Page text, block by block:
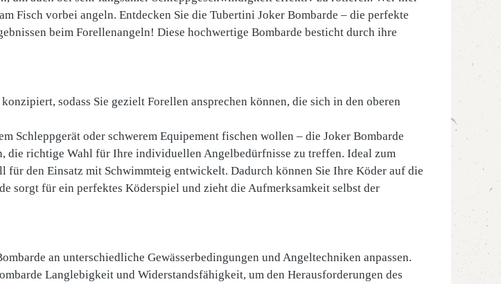
Fisch vorbei angeln. Entdecken Sie die Tubertini Joker Bombarde – die perfekte
beim Forellenangeln! Diese hochwertige Bombarde besticht durch ihre
sodass Sie gezielt Forellen ansprechen können, die sich in den oberen
Schleppgerät oder schwerem Equipement fischen wollen – die Joker Bombarde
die richtige Wahl für Ihre individuellen Angelbedürfnisse zu treffen. Ideal zum
den Einsatz mit Schwimmteig entwickelt. Dadurch können Sie Ihre Köder auf die
sorgt für ein perfektes Köderspiel und zieht die Aufmerksamkeit selbst der
an unterschiedliche Gewässerbedingungen und Angeltechniken anpassen.
Langlebigkeit und Widerstandsfähigkeit, um den Herausforderungen des